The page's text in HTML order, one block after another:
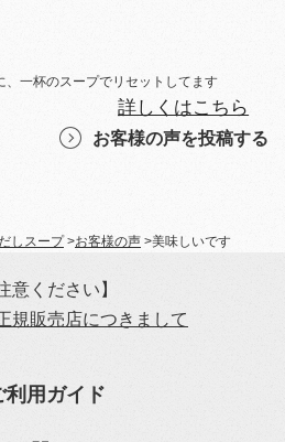
一杯のスープでリセットしてます
詳しくはこちら
お客様の声を投稿する
しスープ>お客様の声 >美味しいです
意ください】
規販売店につきまして
利用ガイド